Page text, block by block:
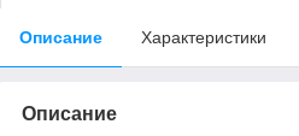
Описание Характеристики
Описание